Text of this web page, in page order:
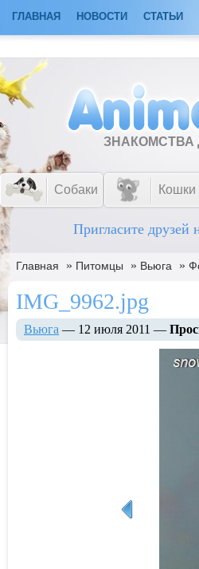
ГЛАВНАЯ НОВОСТИ СТАТЬИ
Собаки Кошки
Пригласите друзей
Главная » Питомцы » Вьюга »
IMG_9962.jpg
Вьюга — 12 июля 2011 —